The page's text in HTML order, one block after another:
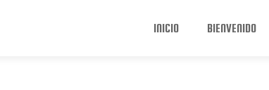
INICIO BIENVENIDO